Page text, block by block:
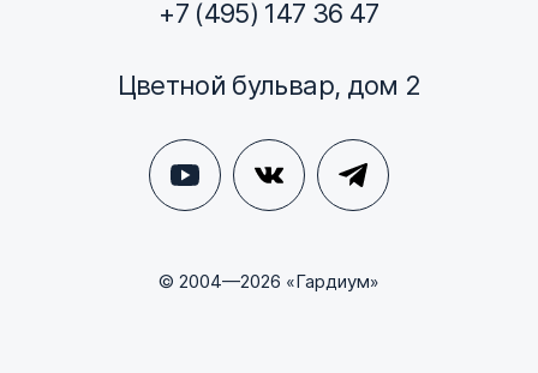
+7 (495) 147 36 47
Цветной бульвар, дом 2
© 2004—2026 «Гардиум»